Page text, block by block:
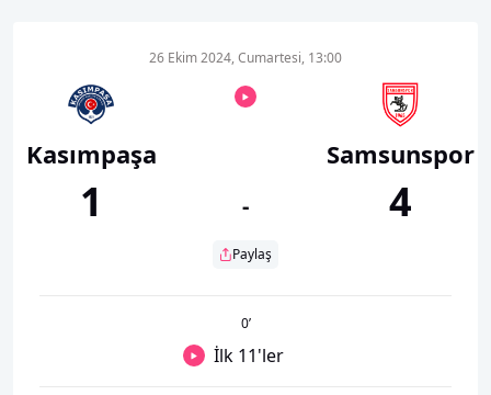
Kasımpaşa
1
26 Ekim 2024, Cumartesi, 13:00
-
Paylaş
Samsunspor
4
0’
İlk 11'ler